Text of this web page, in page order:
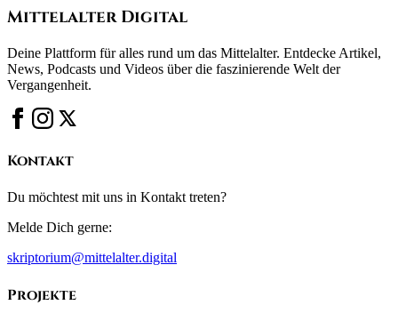
Mittelalter Digital
Deine Plattform für alles rund um das Mittelalter. Entdecke Artikel,
News, Podcasts und Videos über die faszinierende Welt der
Vergangenheit.
Kontakt
Du möchtest mit uns in Kontakt treten?
Melde Dich gerne:
skriptorium@mittelalter.digital
Projekte